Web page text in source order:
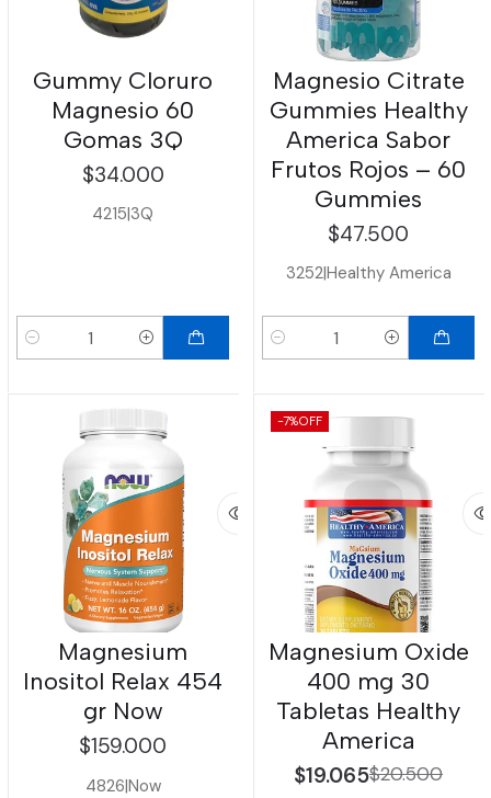
Gummy Cloruro
Magnesio 60
Gomas 3Q
$34.000
4215|3Q
Cantidad
Magnesio Citrate
Gummies Healthy
America Sabor
Frutos Rojos – 60
Gummies
$47.500
3252|Healthy America
Cantidad
Magnesium
Inositol Relax 454
gr Now
$159.000
4826|Now
-7%OFF
Magnesium Oxide
400 mg 30
Tabletas Healthy
America
$19.065$20.500